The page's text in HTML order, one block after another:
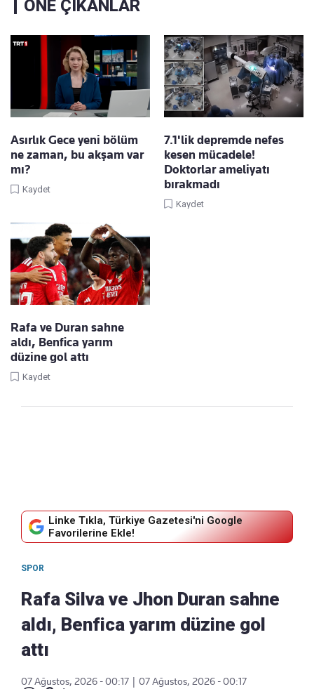
ÖNE ÇIKANLAR
Asırlık Gece yeni bölüm
ne zaman, bu akşam var
mı?
Kaydet
7.1'lik depremde nefes
kesen mücadele!
Doktorlar ameliyatı
bırakmadı
Kaydet
Rafa ve Duran sahne
aldı, Benfica yarım
düzine gol attı
Kaydet
Linke Tıkla, Türkiye Gazetesi'ni Google
Favorilerine Ekle!
SPOR
Rafa Silva ve Jhon Duran sahne
aldı, Benfica yarım düzine gol
attı
07 Ağustos, 2026 - 00:17 | 07 Ağustos, 2026 - 00:17